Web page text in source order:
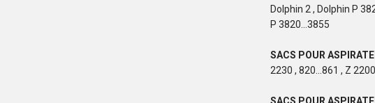
Dolphin 2 , Dolphin P
P 3820...3855
SACS POUR
2230 , 820...861 , Z